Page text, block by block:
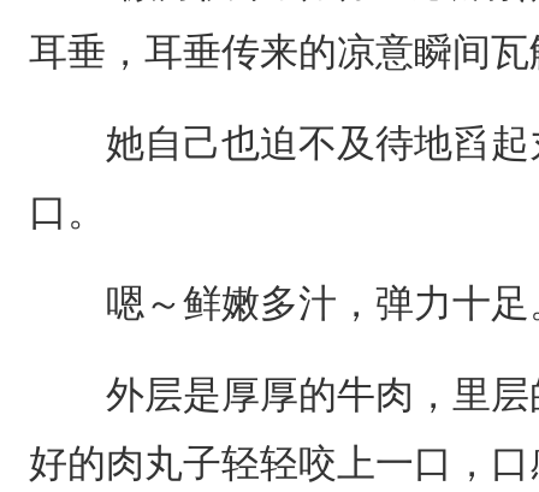
耳垂，耳垂传来的凉意瞬间
她自己也迫不及待地舀起
口。
嗯～鲜嫩多汁，弹力十足
外层是厚厚的牛肉，里层
好的肉丸子轻轻咬上一口，